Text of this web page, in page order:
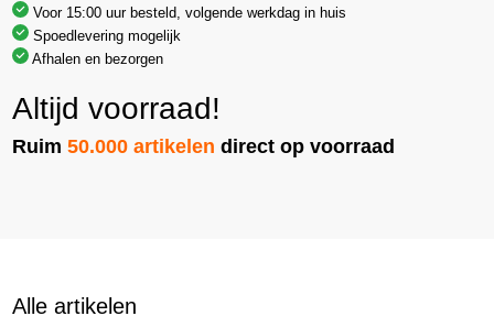
Voor 15:00 uur besteld, volgende werkdag in huis
Spoedlevering mogelijk
Afhalen en bezorgen
Altijd voorraad!
Ruim50.000 artikelen direct op voorraad
Alle artikelen